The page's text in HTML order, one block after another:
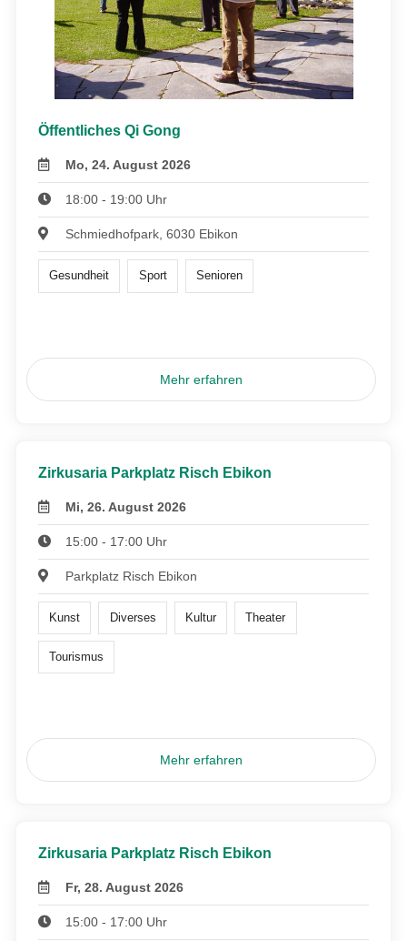
Öffentliches Qi Gong
Mo, 24. August 2026
18:00 - 19:00 Uhr
Schmiedhofpark, 6030 Ebikon
Gesundheit Sport Senioren
Mehr erfahren
Zirkusaria Parkplatz Risch Ebikon
Mi, 26. August 2026
15:00 - 17:00 Uhr
Parkplatz Risch Ebikon
Kunst Diverses Kultur Theater
Tourismus
Mehr erfahren
Zirkusaria Parkplatz Risch Ebikon
Fr, 28. August 2026
15:00 - 17:00 Uhr